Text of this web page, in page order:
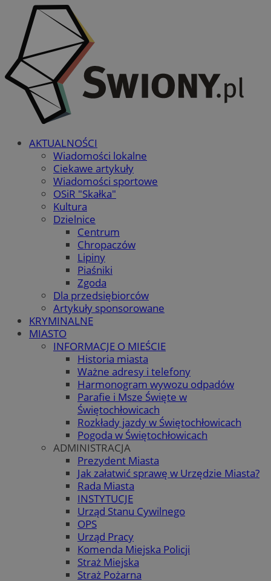
AKTUALNOŚCI
Wiadomości lokalne
Ciekawe artykuły
Wiadomości sportowe
OSiR "Skałka"
Kultura
Dzielnice
Centrum
Chropaczów
Lipiny
Piaśniki
Zgoda
Dla przedsiębiorców
Artykuły sponsorowane
KRYMINALNE
MIASTO
INFORMACJE O MIEŚCIE
Historia miasta
Ważne adresy i telefony
Harmonogram wywozu odpadów
Parafie i Msze Święte w
Świętochłowicach
Rozkłady jazdy w Świętochłowicach
Pogoda w Świętochłowicach
ADMINISTRACJA
Prezydent Miasta
Jak załatwić sprawę w Urzędzie Miasta?
Rada Miasta
INSTYTUCJE
Urząd Stanu Cywilnego
OPS
Urząd Pracy
Komenda Miejska Policji
Straż Miejska
Straż Pożarna